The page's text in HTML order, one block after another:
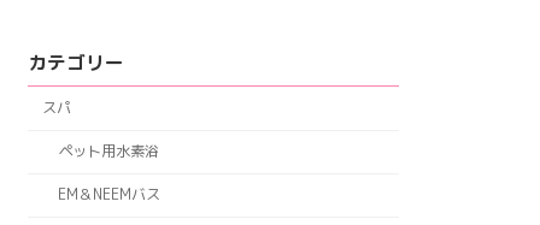
カテゴリー
スパ
ペット用水素浴
EM＆NEEMバス